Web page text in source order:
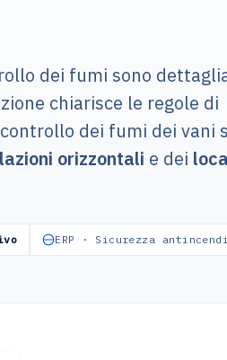
dei fumi sono
chiarisce le regole di
dei fumi dei vani
orizzontali e dei
ERP · Sicurezza